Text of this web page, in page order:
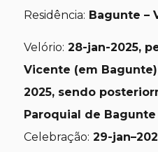
Residência: Bagunte –
Velório: 28-jan-2025,
Vicente (em
2025, sendo
Paroquial de Bagunte
Celebração: 29-jan–